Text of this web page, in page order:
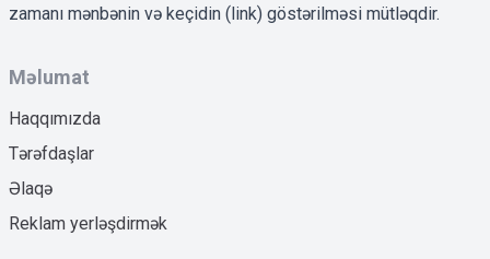
zamanı mənbənin və keçidin (link) göstərilməsi mütləqdir.
Məlumat
Haqqımızda
Tərəfdaşlar
Əlaqə
Reklam yerləşdirmək